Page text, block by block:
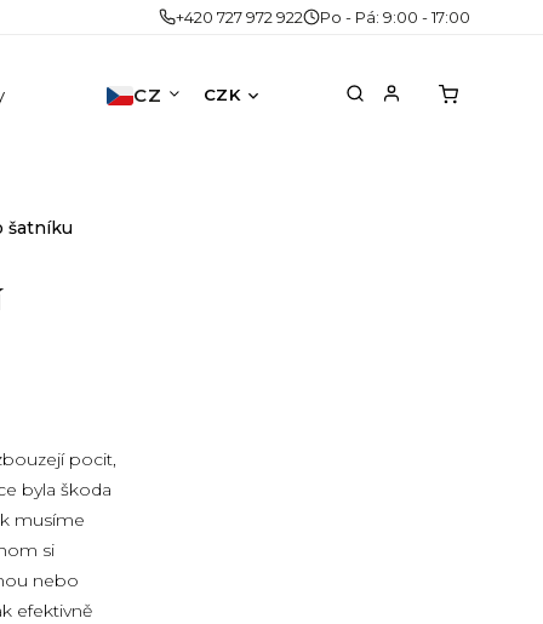
+420 727 972 922 Po - Pá: 9:00 - 17:00
CZ CZK
Doplňky Akce Druhá šance
šatníku
pocit,
byla škoda
musíme
si
nebo
efektivně